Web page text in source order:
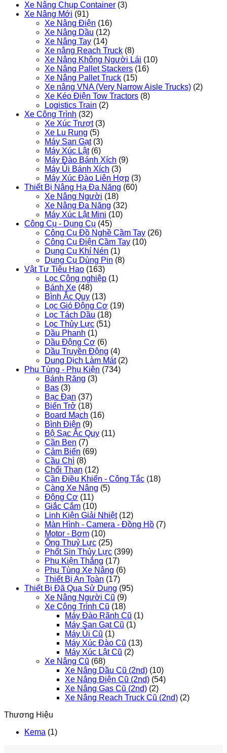
Xe Nâng Chụp Container (3)
Xe Nâng Mới (91)
Xe Nâng Điện (16)
Xe Nâng Dầu (12)
Xe Nâng Tay (14)
Xe nâng Reach Truck (8)
Xe Nâng Không Người Lái (10)
Xe Nâng Pallet Stackers (16)
Xe Nâng Pallet Truck (15)
Xe nâng VNA (Very Narrow Aisle Trucks) (2)
Xe Kéo Điện Tow Tractors (8)
Logistics Train (2)
Xe Công Trình (32)
Xe Xúc Trượt (3)
Xe Lu Rung (5)
Máy San Gạt (3)
Máy Xúc Lật (6)
Máy Đào Bánh Xích (9)
Máy Ủi Bánh Xích (3)
Máy Xúc Đào Liên Hợp (3)
Thiết Bị Nâng Hạ Đa Năng (60)
Xe Nâng Người (18)
Xe Nâng Đa Năng (32)
Máy Xúc Lật Mini (10)
Công Cụ - Dụng Cụ (45)
Công Cụ Đồ Nghề Cầm Tay (26)
Công Cụ Điện Cầm Tay (10)
Dụng Cụ Khí Nén (1)
Dụng Cụ Dùng Pin (8)
Vật Tư Tiêu Hao (163)
Lọc Công nghiệp (1)
Bánh Xe (48)
Bình Ắc Quy (13)
Lọc Gió Động Cơ (19)
Lọc Tách Dầu (18)
Lọc Thủy Lực (51)
Dầu Phanh (1)
Dầu Động Cơ (6)
Dầu Truyền Động (4)
Dung Dịch Làm Mát (2)
Phụ Tùng - Phụ Kiện (734)
Bánh Răng (3)
Bas (3)
Bạc Đạn (37)
Biến Trở (18)
Board Mạch (16)
Bình Điện (9)
Bộ Sạc Ắc Quy (11)
Cần Ben (7)
Cảm Biến (69)
Cầu Chì (8)
Chổi Than (12)
Cần Điều Khiển - Công Tắc (18)
Càng Xe Nâng (5)
Động Cơ (11)
Giắc Cắm (10)
Linh Kiện Giải Nhiệt (12)
Màn Hình - Camera - Đồng Hồ (7)
Motor - Bơm (10)
Ống Thuỷ Lực (25)
Phốt Sin Thủy Lực (399)
Phụ Kiện Thắng (17)
Phụ Tùng Xe Nâng (6)
Thiết Bị An Toàn (17)
Thiết Bị Đã Qua Sử Dụng (95)
Xe Nâng Người Cũ (9)
Xe Công Trình Cũ (18)
Máy Đào Rãnh Cũ (1)
Máy San Gạt Cũ (1)
Máy Ủi Cũ (1)
Máy Xúc Đào Cũ (13)
Máy Xúc Lật Cũ (2)
Xe Nâng Cũ (68)
Xe Nâng Dầu Cũ (2nd) (10)
Xe Nâng Điện Cũ (2nd) (54)
Xe Nâng Gas Cũ (2nd) (2)
Xe Nâng Reach Truck Cũ (2nd) (2)
Thương Hiệu
Kema (1)